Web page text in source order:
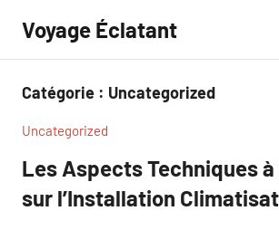
contenu
Voyage Éclatant
Catégorie : Uncategorized
Uncategorized
Les Aspects Techniques
sur l’Installation